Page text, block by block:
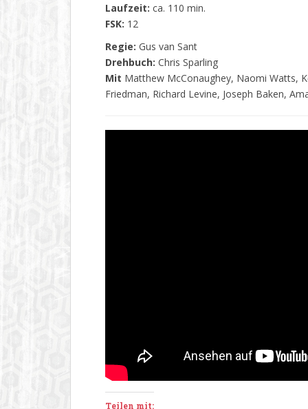
Laufzeit: ca. 110 min.
FSK: 12
Regie: Gus van Sant
Drehbuch: Chris Sparling
Mit Matthew McConaughey, Naomi Watts,
Friedman, Richard Levine, Joseph Baken,
Teilen mit: